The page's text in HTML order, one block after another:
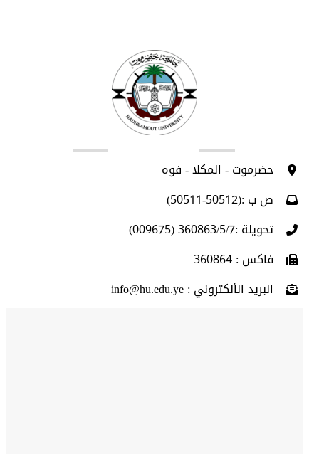
حضرموت - المكلا - فوه
ص ب :(50512-50511)
تحويلة :360863/5/7 (009675)
فاكس : 360864
البريد الألكتروني : info@hu.edu.ye